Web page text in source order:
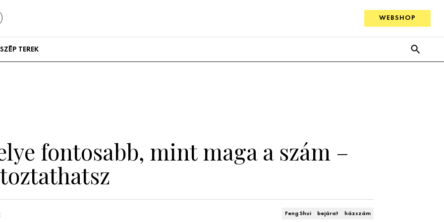
WEBSHOP
SZÉP TEREK
fontosabb, mint maga a szám –
Feng Shui bejárat házszám